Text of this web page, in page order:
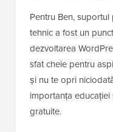
Pentru Ben,
tehnic a fost un
dezvoltarea
sfat cheie pentru
și nu te opri
importanța
gratuite.